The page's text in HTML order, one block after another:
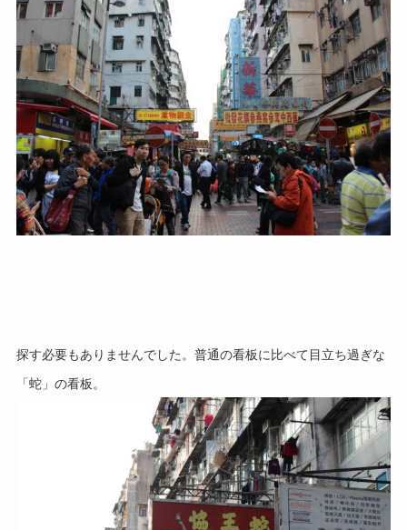
探す必要もありませんでした。普通の看板に比べて目立ち過ぎな
「蛇」の看板。